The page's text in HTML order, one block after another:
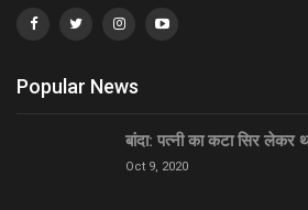
Popular News
बांदा: पत्नी का कटा सिर लेकर
Oct 9, 2020